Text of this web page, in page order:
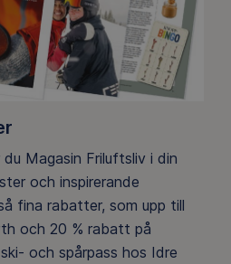
Magasin Friluftsliv i din
och inspirerande
fina rabatter, som upp till
och 20 % rabatt på
och spårpass hos Idre